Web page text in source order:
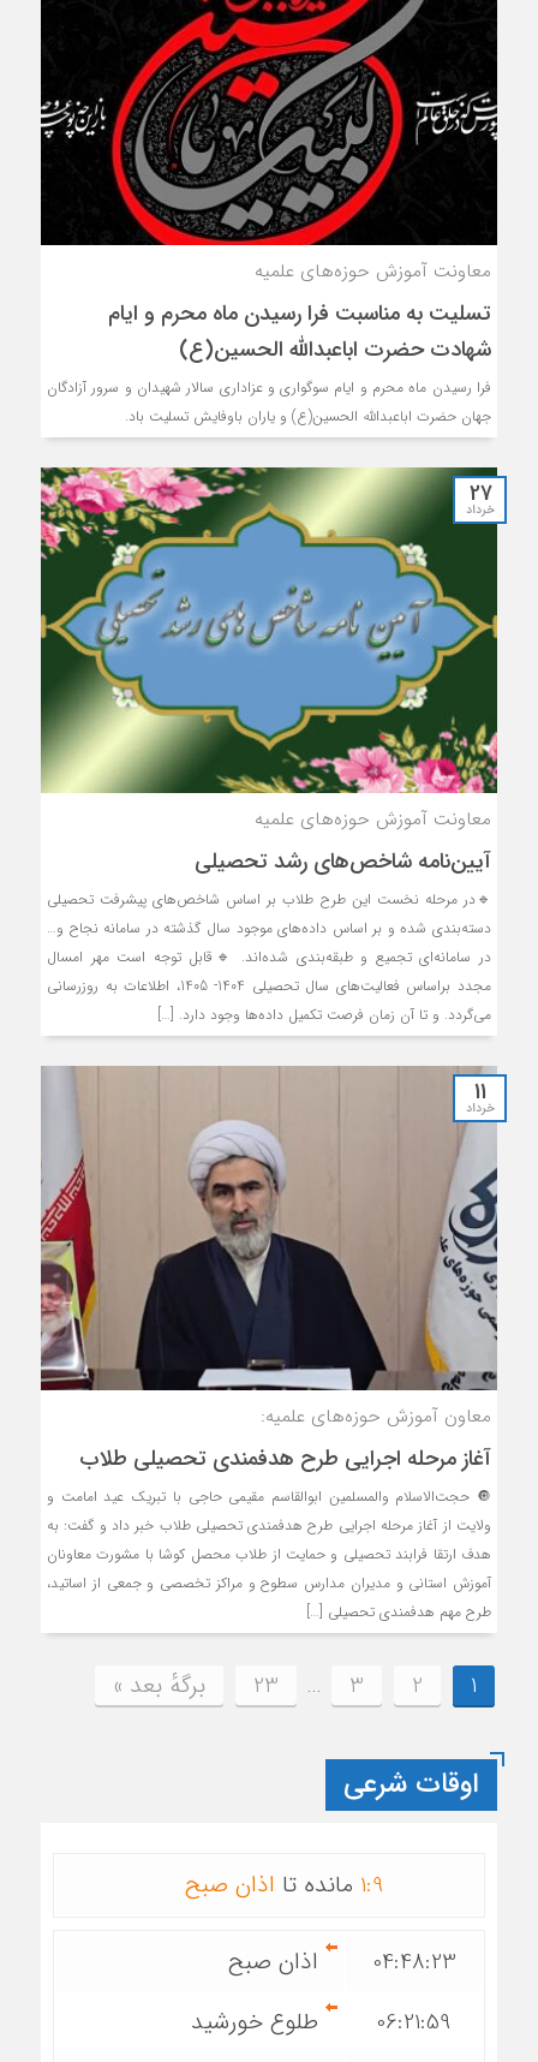
معاونت آموزش حوزه‌های علمیه
تسلیت به مناسبت فرا رسیدن ماه محرم و ایام
شهادت حضرت اباعبدالله الحسین(ع)
فرا رسیدن ماه محرم و ایام سوگواری و عزاداری سالار شهیدان و سرور آزادگان
جهان حضرت اباعبدالله الحسین(ع) و یاران باوفایش تسلیت باد.
27
خرداد
معاونت آموزش حوزه‌های علمیه
آیین‌نامه شاخص‌های رشد تحصیلی
🔹در مرحله نخست این طرح طلاب بر اساس شاخص‌های پیشرفت تحصیلی
دسته‌بندی شده و بر اساس داده‌های موجود سال گذشته در سامانه نجاح و…
در سامانه‌ای تجمیع و طبقه‌بندی شده‌اند. 🔹قابل توجه است مهر امسال
مجدد براساس فعالیت‌های سال تحصیلی 1404- 1405، اطلاعات به روزرسانی
می‌گردد. و تا آن زمان فرصت تکمیل داده‌ها وجود دارد. […]
11
خرداد
معاون آموزش حوزه‌های علمیه:
آغاز مرحله اجرایی طرح هدفمندی تحصیلی طلاب
🔘 حجت‌الاسلام والمسلمین ابوالقاسم مقیمی حاجی با تبریک عید امامت و
ولایت از آغاز مرحله اجرایی طرح هدفمندی تحصیلی طلاب خبر داد و گفت: به
هدف ارتقا فرابند تحصیلی و حمایت از طلاب محصل کوشا با مشورت معاونان
آموزش استانی و مدیران مدارس سطوح و مراکز تخصصی و جمعی از اساتید،
طرح مهم هدفمندی تحصیلی […]
1
2
3
…
23 برگهٔ بعد »
اوقات شرعی
1:9 مانده تا اذان صبح
04:48:23
اذان صبح
06:21:59
طلوع خورشید